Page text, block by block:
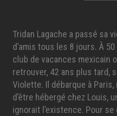
Tridan Lagache a passé sa
d’amis tous les 8 jours. À
club de vacances mexicain
retrouver, 42 ans plus tard,
Violette. Il débarque à
d’être hébergé chez Louis,
ignorait l’existence. Pour se